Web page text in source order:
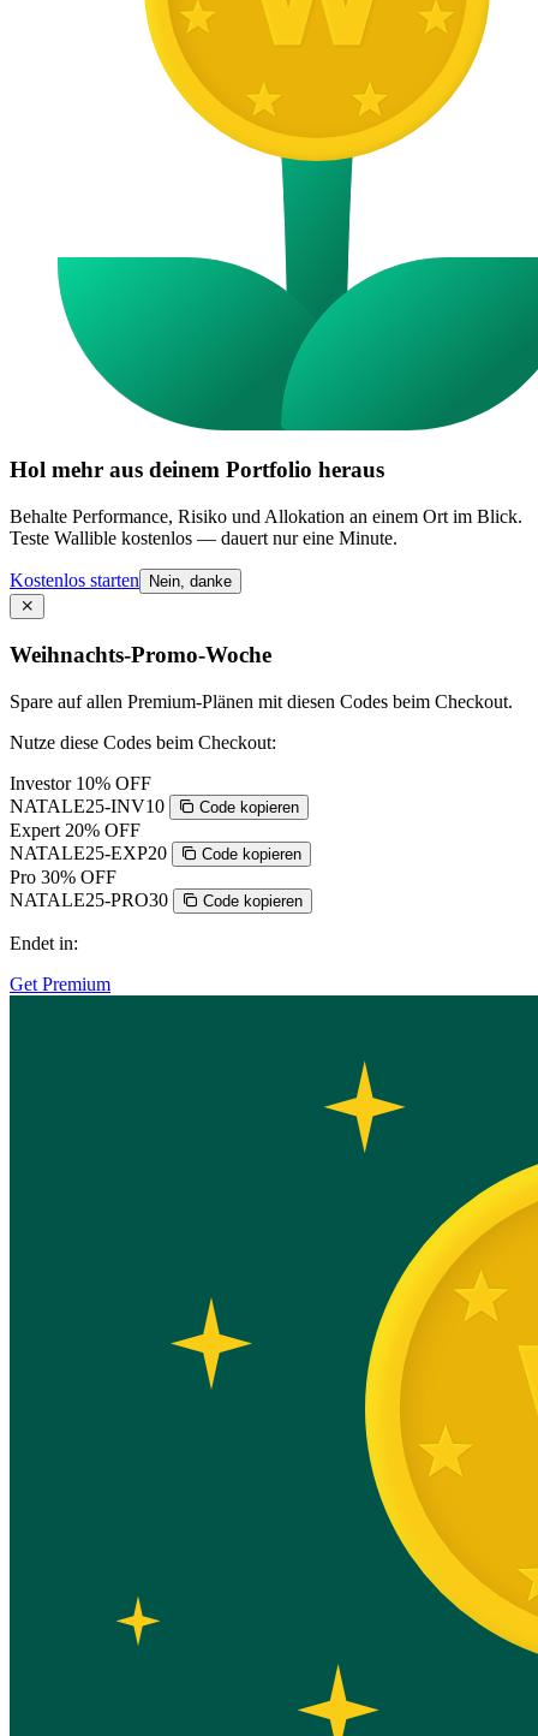
Hol mehr aus deinem Portfolio heraus
Behalte Performance, Risiko und Allokation an einem Ort im Blick.
Teste Wallible kostenlos — dauert nur eine Minute.
Kostenlos starten Nein, danke
Weihnachts-Promo-Woche
Spare auf allen Premium-Plänen mit diesen Codes beim Checkout.
Nutze diese Codes beim Checkout:
Investor 10% OFF
NATALE25-INV10
Code kopieren
Expert 20% OFF
NATALE25-EXP20
Code kopieren
Pro 30% OFF
NATALE25-PRO30
Code kopieren
Endet in:
Get Premium